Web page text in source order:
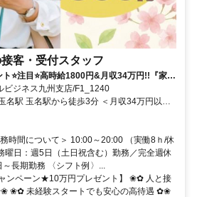
客・受付スタッフ
⭐注目⭐️高時給1800円&月収34万円!!『家チ
みの高待遇な接客ワーク(^^)
ビジネス九州支店/F1_1240
34万円以上
～30代活躍中＞ ★紹介予定派遣 ★熊本
町、玉東町、大牟田市、山鹿市、南関町、
エリアから通勤するスタッフがたくさんいま
時間について＞ 10:00～20:00 （実働8ｈ/休
曜日：週5日（土日祝含む）勤務／完全週休
長期勤務 〈シフト例〉...
ンペーン★10万円プレゼント】 ❀✿ 人と接
❀✿ 未経験スタートでも安心の高待遇 ✿❀